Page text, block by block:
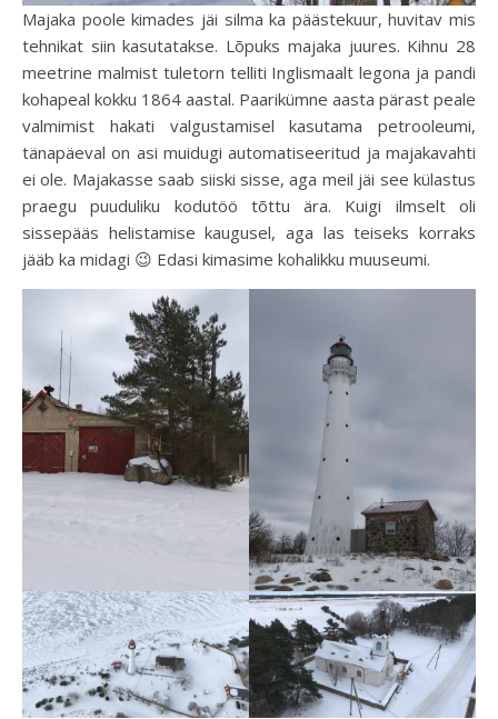
Majaka poole kimades jäi silma ka päästekuur, huvitav mis
tehnikat siin kasutatakse. Lõpuks majaka juures. Kihnu 28
meetrine malmist tuletorn telliti Inglismaalt legona ja pandi
kohapeal kokku 1864 aastal. Paarikümne aasta pärast peale
valmimist hakati valgustamisel kasutama petrooleumi,
tänapäeval on asi muidugi automatiseeritud ja majakavahti
ei ole. Majakasse saab siiski sisse, aga meil jäi see külastus
praegu puuduliku kodutöö tõttu ära. Kuigi ilmselt oli
sissepääs helistamise kaugusel, aga las teiseks korraks
jääb ka midagi 😉 Edasi kimasime kohalikku muuseumi.